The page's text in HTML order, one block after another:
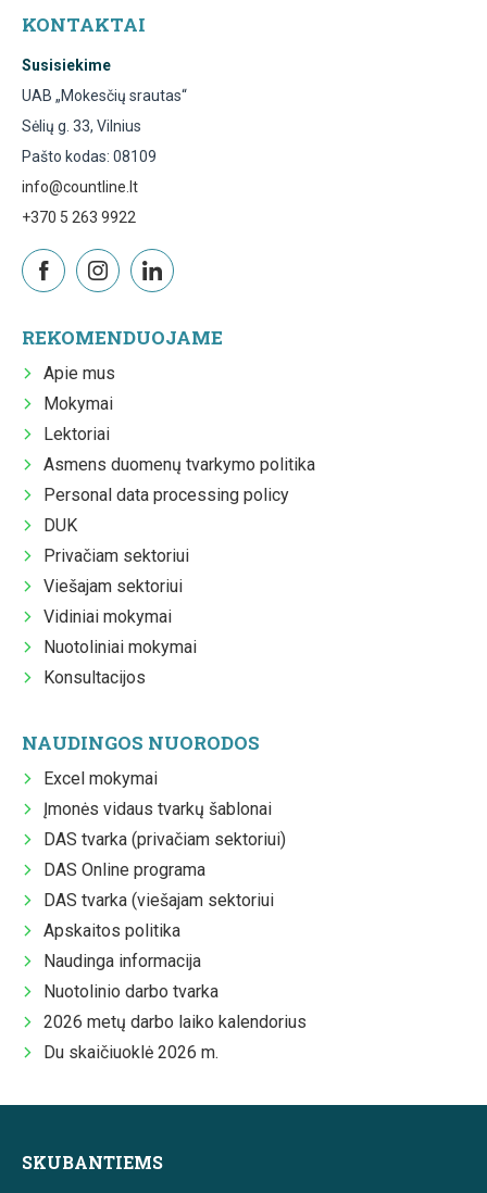
KONTAKTAI
Susisiekime
UAB „Mokesčių srautas“
Sėlių g. 33, Vilnius
Pašto kodas: 08109
info@countline.lt
+370 5 263 9922
REKOMENDUOJAME
Apie mus
Mokymai
Lektoriai
Asmens duomenų tvarkymo politika
Personal data processing policy
DUK
Privačiam sektoriui
Viešajam sektoriui
Vidiniai mokymai
Nuotoliniai mokymai
Konsultacijos
NAUDINGOS NUORODOS
Excel mokymai
Įmonės vidaus tvarkų šablonai
DAS tvarka (privačiam sektoriui)
DAS Online programa
DAS tvarka (viešajam sektoriui
Apskaitos politika
Naudinga informacija
Nuotolinio darbo tvarka
2026 metų darbo laiko kalendorius
Du skaičiuoklė 2026 m.
SKUBANTIEMS